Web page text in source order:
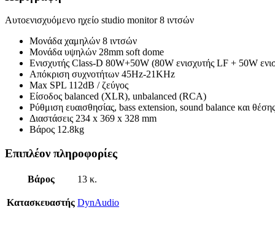
Aυτοενισχυόμενο ηχείο studio monitor 8 ιντσών
Μονάδα χαμηλών 8 ιντσών
Μονάδα υψηλών 28mm soft dome
Ενισχυτής Class-D 80W+50W (80W ενισχυτής LF + 50W
Απόκριση συχνοτήτων 45Hz-21KHz
Max SPL 112dB / ζεύγος
Είσοδος balanced (XLR), unbalanced (RCA)
Ρύθμιση ευαισθησίας, bass extension, sound balance και
Διαστάσεις 234 x 369 x 328 mm
Βάρος 12.8kg
Επιπλέον πληροφορίες
Βάρος 13 κ.
Κατασκευαστής DynAudio